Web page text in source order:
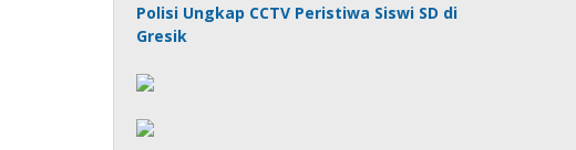
Polisi Ungkap CCTV Peristiwa Siswi SD di
Gresik